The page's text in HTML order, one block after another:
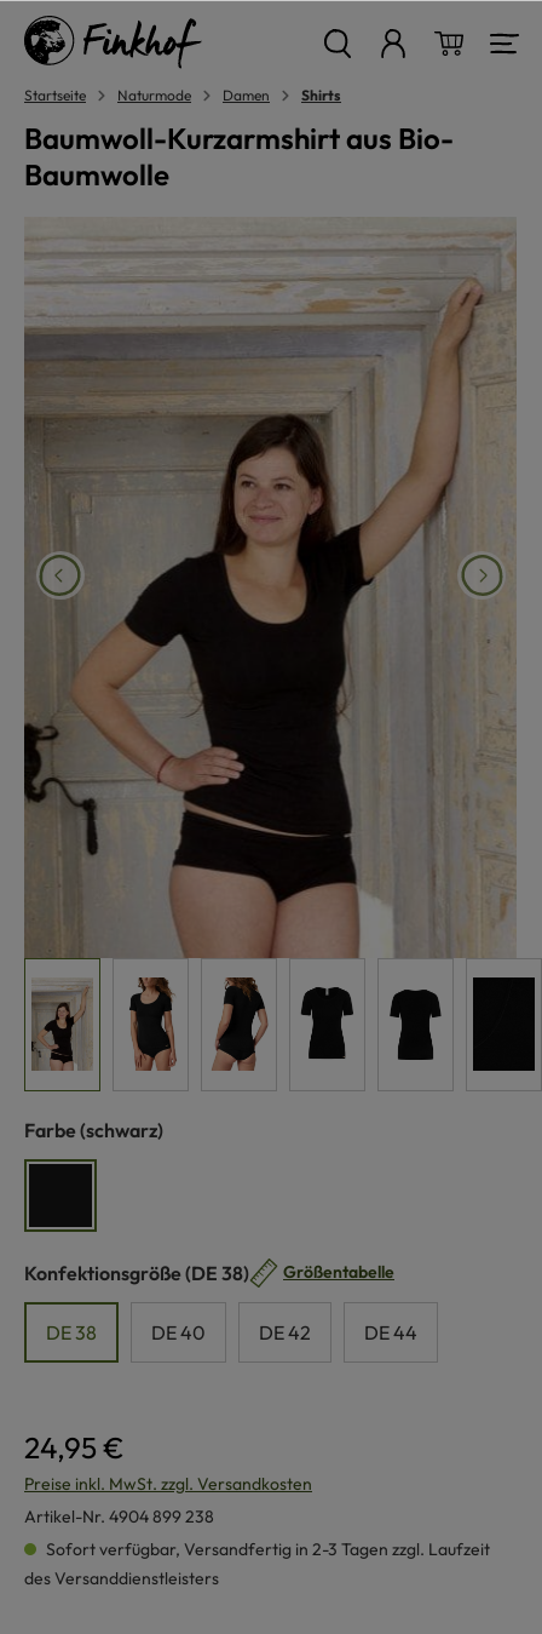
springen
Startseite Naturmode Damen Shirts
Baumwoll-Kurzarmshirt aus Bio-
Baumwolle
Farbe auswählen
(schwarz)
Konfektionsgröße auswählen
(DE 38) Größentabelle
DE 38 DE 40 DE 42 DE 44
24,95 €
Preise inkl. MwSt. zzgl. Versandkosten
Artikel-Nr. 4904 899 238
Sofort verfügbar, Versandfertig in 2-3 Tagen zzgl. Laufzeit
des Versanddienstleisters